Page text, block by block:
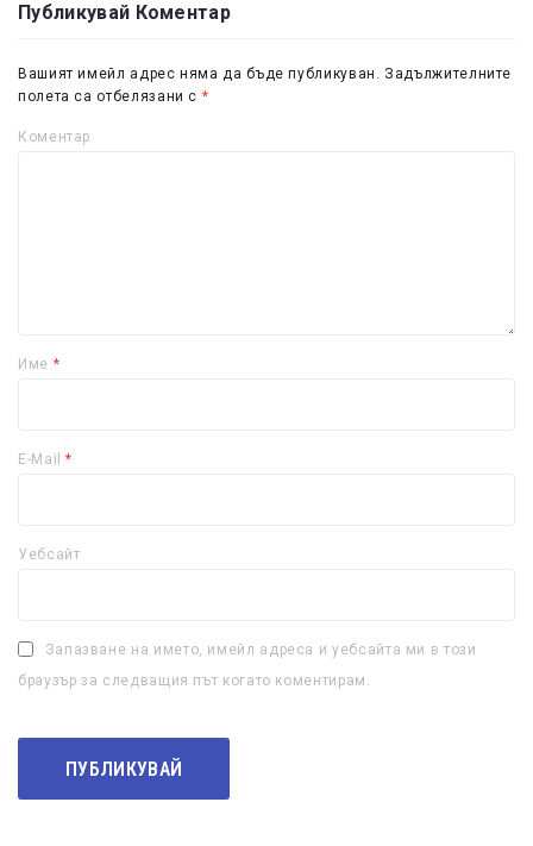
Публикувай Коментар
Вашият имейл адрес няма да бъде публикуван. Задължителните
полета са отбелязани с *
Коментар
Име *
E-Mail*
Уебсайт
Запазване на името, имейл адреса и уебсайта ми в този
браузър за следващия път когато коментирам.